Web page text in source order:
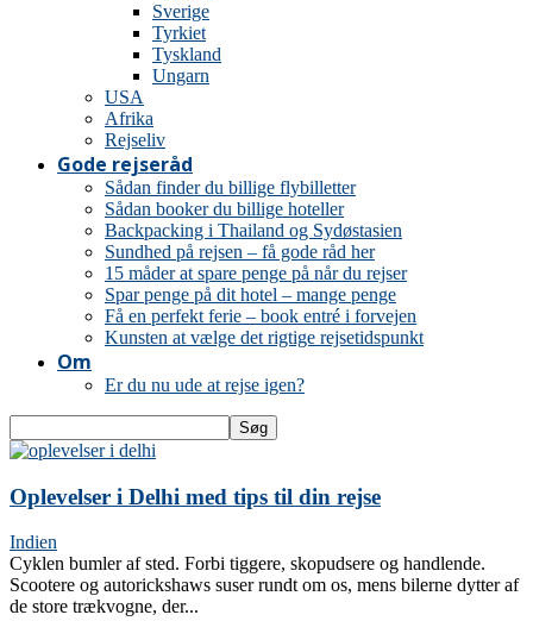
Sverige
Tyrkiet
Tyskland
Ungarn
USA
Afrika
Rejseliv
Gode rejseråd
Sådan finder du billige flybilletter
Sådan booker du billige hoteller
Backpacking i Thailand og Sydøstasien
Sundhed på rejsen – få gode råd her
15 måder at spare penge på når du rejser
Spar penge på dit hotel – mange penge
Få en perfekt ferie – book entré i forvejen
Kunsten at vælge det rigtige rejsetidspunkt
Om
Er du nu ude at rejse igen?
Oplevelser i Delhi med tips til din rejse
Indien
Cyklen bumler af sted. Forbi tiggere, skopudsere og handlende.
Scootere og autorickshaws suser rundt om os, mens bilerne dytter af
de store trækvogne, der...